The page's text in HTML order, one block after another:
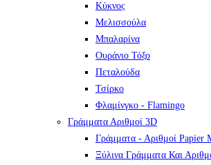
Κύκνος
Μελισσούλα
Μπαλαρίνα
Ουράνιο Τόξο
Πεταλούδα
Τσίρκο
Φλαμίνγκο - Flamingo
Γράμματα Αριθμοί 3D
Γράμματα - Αριθμοί Papier
Ξύλινα Γράμματα Και